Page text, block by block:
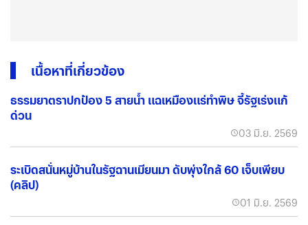
เนื้อหาที่เกี่ยวข้อง
ธรรมยาตราปกป้อง 5 สายน้ำ แฉเหมืองแร่ทำพิษ จี้รัฐเร่งแก้
ระเบิดสนั่นหมู่บ้านในรัฐฉานเมียนมา ดับพุ่งใกล้ 60 เจ็บเพียบ